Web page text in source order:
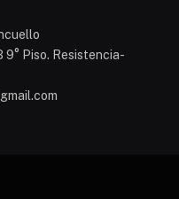
9° Piso. Resistencia-